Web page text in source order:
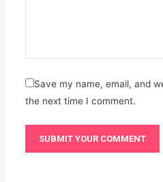
Save my name, email, and
the next time I comment.